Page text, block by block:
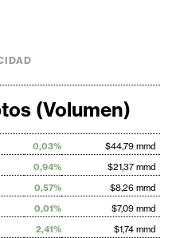
(Volumen)
0,03%
$44,79 mmd
0,94%
$21,37 mmd
0,57%
$8,26 mmd
0,01%
$7,09 mmd
2,41%
$1,74 mmd